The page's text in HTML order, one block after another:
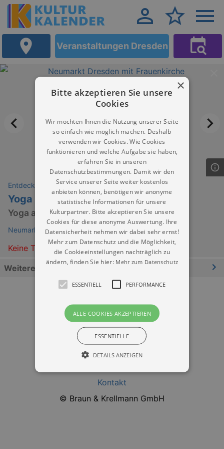
Veranstaltungen Dresden
Entdeckungen
Yoga | Lisa Seifert
Yoga an der Frauenkirche
Neumarkt Dresden
Keine Termine
Weitere Informationen
Datenschutz
Kontakt
© Braun & Krellmann GmbH
×
Bitte akzeptieren Sie unsere
Cookies
Wir möchten Ihnen die Nutzung unserer Seite
so einfach wie möglich machen. Deshalb
verwenden wir Cookies. Wie Cookies
funktionieren und welche Aufgabe sie haben,
erfahren Sie in unseren
Datenschutzbestimmungen. Damit wir den
Service unserer Seite weiter kostenlos
anbieten können, benötigen wir anonyme
statistische Informationen für unsere
Kulturpartner. Bitte akzeptieren Sie unsere
Cookies für diese anonyme Auswertung. Ihre
Datensicherheit nehmen wir dabei sehr ernst!
Mehr zum Datenschutz und die Möglichkeit,
die Cookieeinstellungen nachträglich zu
ändern, finden Sie hier: Mehr zum Datenschutz
ESSENTIELL PERFORMANCE
ALLE COOKIES AKZEPTIEREN
ESSENTIELLE
DETAILS ANZEIGEN